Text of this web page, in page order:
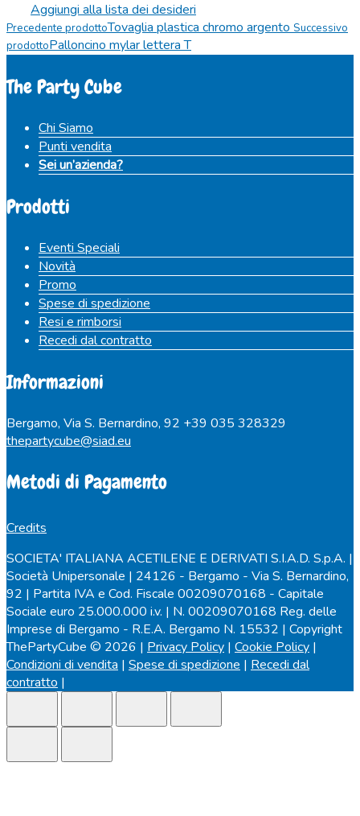
Aggiungi alla lista dei desideri
Precedente prodottoTovaglia plastica chromo argento Successivo
prodottoPalloncino mylar lettera T
The Party Cube
Chi Siamo
Punti vendita
Sei un’azienda?
Prodotti
Eventi Speciali
Novità
Promo
Spese di spedizione
Resi e rimborsi
Recedi dal contratto
Informazioni
Bergamo, Via S. Bernardino, 92 +39 035 328329
thepartycube@siad.eu
Metodi di Pagamento
Credits
SOCIETA' ITALIANA ACETILENE E DERIVATI S.I.A.D. S.p.A. |
Società Unipersonale | 24126 - Bergamo - Via S. Bernardino,
92 | Partita IVA e Cod. Fiscale 00209070168 - Capitale
Sociale euro 25.000.000 i.v. | N. 00209070168 Reg. delle
Imprese di Bergamo - R.E.A. Bergamo N. 15532 | Copyright
ThePartyCube © 2026 | Privacy Policy | Cookie Policy |
Condizioni di vendita | Spese di spedizione | Recedi dal
contratto |